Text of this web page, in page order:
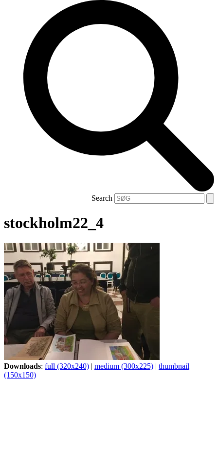
Search
stockholm22_4
Downloads: full (320x240) | medium (300x225) | thumbnail
(150x150)